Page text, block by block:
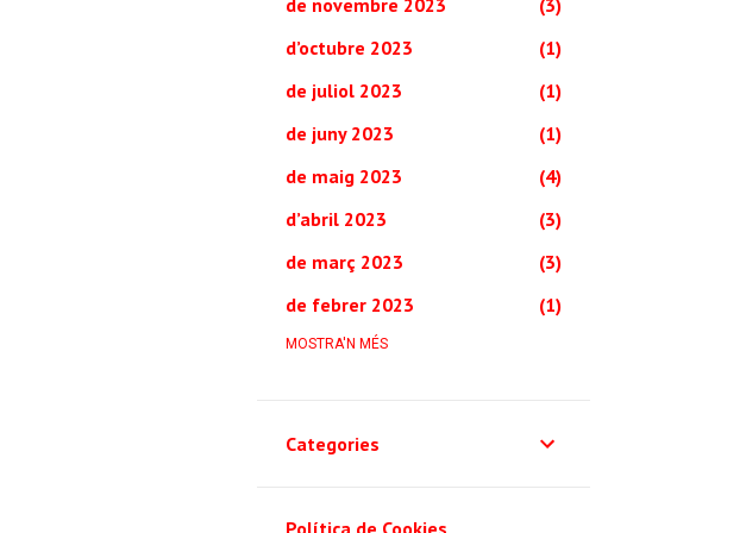
de novembre 2023
3
d’octubre 2023
1
de juliol 2023
1
de juny 2023
1
de maig 2023
4
d’abril 2023
3
de març 2023
3
de febrer 2023
1
de novembre 2022
d’abril 2022
1
de febrer 2022
MOSTRA'N MÉS
Categories
Política de Cookies